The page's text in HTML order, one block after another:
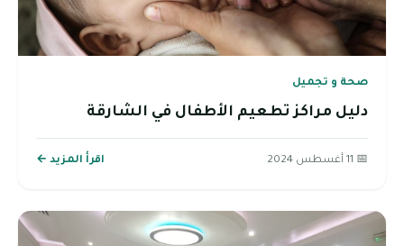
صحة و تجميل
دليل مراكز تطعيم الأطفال في الشارقة
📅 11 أغسطس 2024 اقرأ المزيد ←